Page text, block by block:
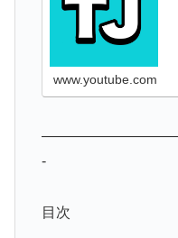
www.youtube.com
-
目次